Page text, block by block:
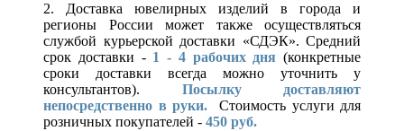
2. Доставка ювелирных изделий в города и
регионы России может также осуществляться
службой курьерской доставки «СДЭК». Средний
срок доставки - 1 - 4 рабочих дня (конкретные
сроки доставки всегда можно уточнить у
консультантов). Посылку доставляют
непосредственно в руки.
Стоимость услуги для
розничных покупателей - 450 руб.